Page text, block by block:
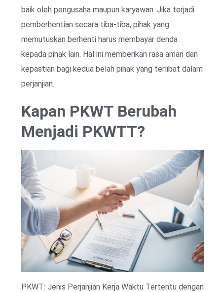
baik oleh pengusaha maupun karyawan. Jika terjadi
pemberhentian secara tiba-tiba, pihak yang
memutuskan berhenti harus membayar denda
kepada pihak lain. Hal ini memberikan rasa aman dan
kepastian bagi kedua belah pihak yang terlibat dalam
perjanjian.
Kapan PKWT Berubah
Menjadi PKWTT?
PKWT: Jenis Perjanjian Kerja Waktu Tertentu dengan